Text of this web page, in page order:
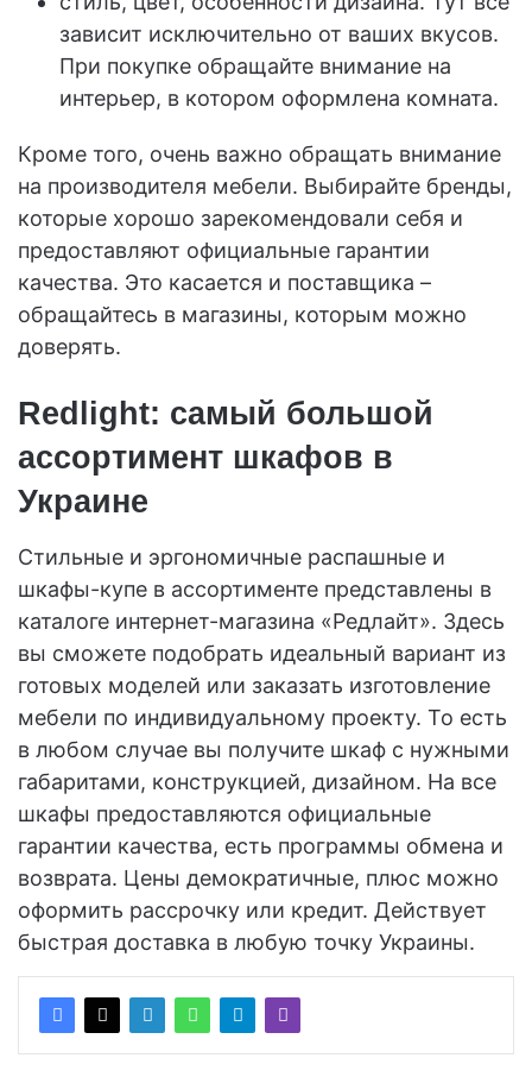
зависит исключительно от ваших вкусов.
При покупке обращайте внимание на
интерьер, в котором оформлена комната.
Кроме того, очень важно обращать внимание
на производителя мебели. Выбирайте бренды,
которые хорошо зарекомендовали себя и
предоставляют официальные гарантии
качества. Это касается и поставщика –
обращайтесь в магазины, которым можно
доверять.
Redlight: самый большой
ассортимент шкафов в
Украине
Стильные и эргономичные распашные и
шкафы-купе в ассортименте представлены в
каталоге интернет-магазина «Редлайт». Здесь
вы сможете подобрать идеальный вариант из
готовых моделей или заказать изготовление
мебели по индивидуальному проекту. То есть
в любом случае вы получите шкаф с нужными
габаритами, конструкцией, дизайном. На все
шкафы предоставляются официальные
гарантии качества, есть программы обмена и
возврата. Цены демократичные, плюс можно
оформить рассрочку или кредит. Действует
быстрая доставка в любую точку Украины.